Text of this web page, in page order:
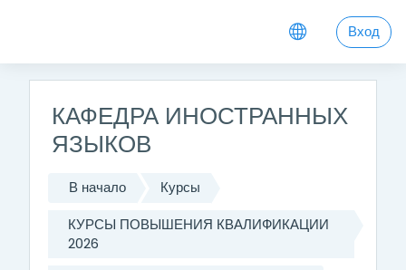
Вход
КАФЕДРА ИНОСТРАННЫХ
ЯЗЫКОВ
В начало Курсы
КУРСЫ ПОВЫШЕНИЯ КВАЛИФИКАЦИИ
2026